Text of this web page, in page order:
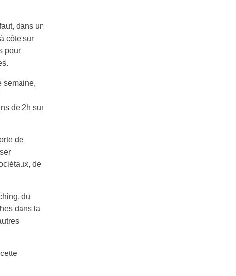
dans un
côte sur
pour
semaine,
de 2h sur
de
de
du
dans la